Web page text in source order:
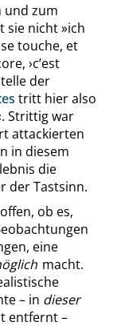
und zum
sie nicht»ich
touche, et
›c’est
der
tritt hier also
. Strittig war
attackierten
in diesem
die
der Tastsinn.
ob es,
eine
macht.
– in dieser
entfernt –